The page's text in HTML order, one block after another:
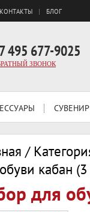
КОНТАКТЫ БЛОГ
495 677-9025
ЗВОНОК
/
кабан
для